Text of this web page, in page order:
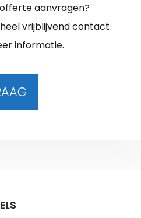
aanvragen?
vrijblijvend contact
informatie.